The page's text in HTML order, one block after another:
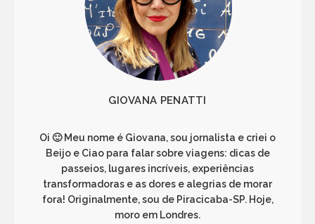
GIOVANA PENATTI
Oi 🙂 Meu nome é Giovana, sou jornalista e criei o
Beijo e Ciao para falar sobre viagens: dicas de
passeios, lugares incríveis, experiências
transformadoras e as dores e alegrias de morar
fora! Originalmente, sou de Piracicaba-SP. Hoje,
moro em Londres.